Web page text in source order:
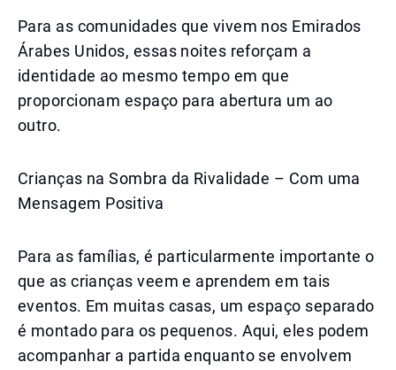
Para as comunidades que vivem nos Emirados
Árabes Unidos, essas noites reforçam a
identidade ao mesmo tempo em que
proporcionam espaço para abertura um ao
outro.
Crianças na Sombra da Rivalidade – Com uma
Mensagem Positiva
Para as famílias, é particularmente importante o
que as crianças veem e aprendem em tais
eventos. Em muitas casas, um espaço separado
é montado para os pequenos. Aqui, eles podem
acompanhar a partida enquanto se envolvem